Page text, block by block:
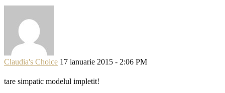
Claudia's Choice 17 ianuarie 2015 - 2:06 PM
tare simpatic modelul impletit!